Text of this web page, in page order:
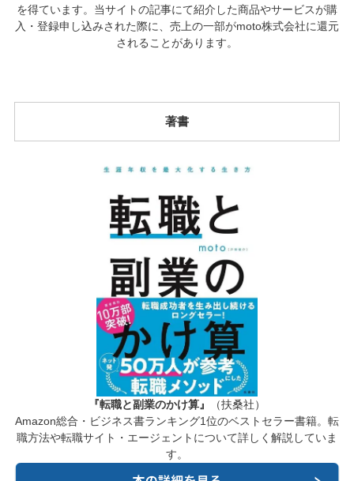
を得ています。当サイトの記事にて紹介した商品やサービスが購
入・登録申し込みされた際に、売上の一部がmoto株式会社に還元
されることがあります。
著書
『転職と副業のかけ算』
（扶桑社）
Amazon総合・ビジネス書ランキング1位のベストセラー書籍。転
職方法や転職サイト・エージェントについて詳しく解説していま
す。